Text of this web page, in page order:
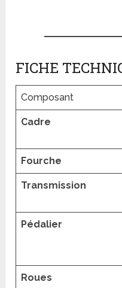
FICHE
Composant
Cadre
Fourche
Transmission
Pédalier
Roues